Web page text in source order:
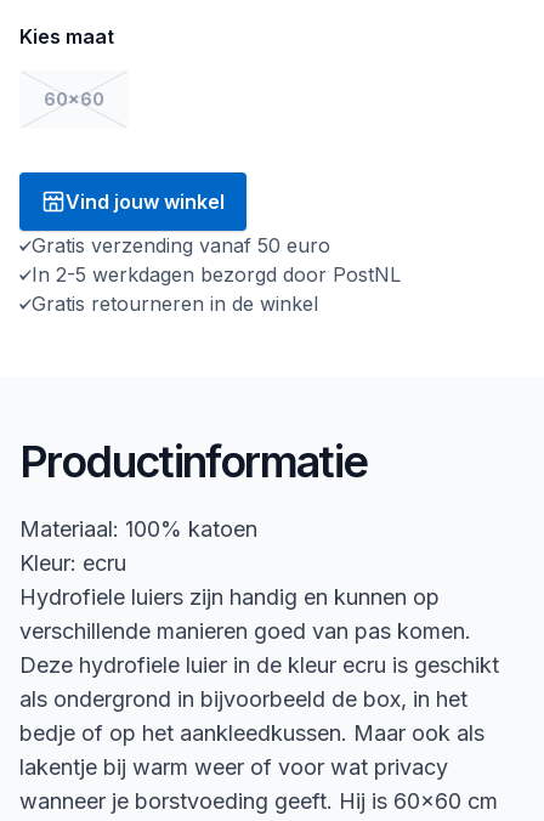
Kies maat
60x60
Vind jouw winkel
Gratis verzending vanaf 50 euro
In 2-5 werkdagen bezorgd door PostNL
Gratis retourneren in de winkel
Productinformatie
Materiaal: 100% katoen
Kleur: ecru
Hydrofiele luiers zijn handig en kunnen op
verschillende manieren goed van pas komen.
Deze hydrofiele luier in de kleur ecru is geschikt
als ondergrond in bijvoorbeeld de box, in het
bedje of op het aankleedkussen. Maar ook als
lakentje bij warm weer of voor wat privacy
wanneer je borstvoeding geeft. Hij is 60x60 cm